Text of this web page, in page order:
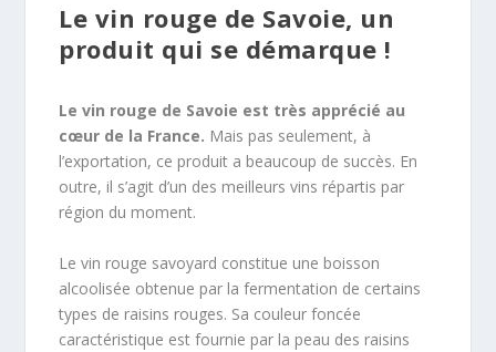
Le vin rouge de Savoie, un
produit qui se démarque !
Le vin rouge de Savoie est très apprécié au
cœur de la France. Mais pas seulement, à
l’exportation, ce produit a beaucoup de succès. En
outre, il s’agit d’un des meilleurs vins répartis par
région du moment.
Le vin rouge savoyard constitue une boisson
alcoolisée obtenue par la fermentation de certains
types de raisins rouges. Sa couleur foncée
caractéristique est fournie par la peau des raisins